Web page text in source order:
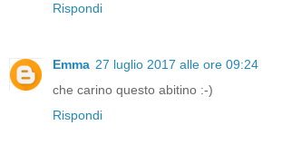
Rispondi
Emma 27 luglio 2017 alle ore 09:24
che carino questo abitino :-)
Rispondi